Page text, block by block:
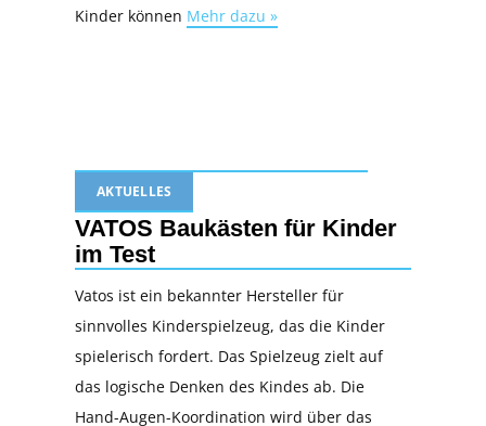
Kinder können Mehr dazu »
AKTUELLES
VATOS Baukästen für Kinder
im Test
Vatos ist ein bekannter Hersteller für
sinnvolles Kinderspielzeug, das die Kinder
spielerisch fordert. Das Spielzeug zielt auf
das logische Denken des Kindes ab. Die
Hand-Augen-Koordination wird über das